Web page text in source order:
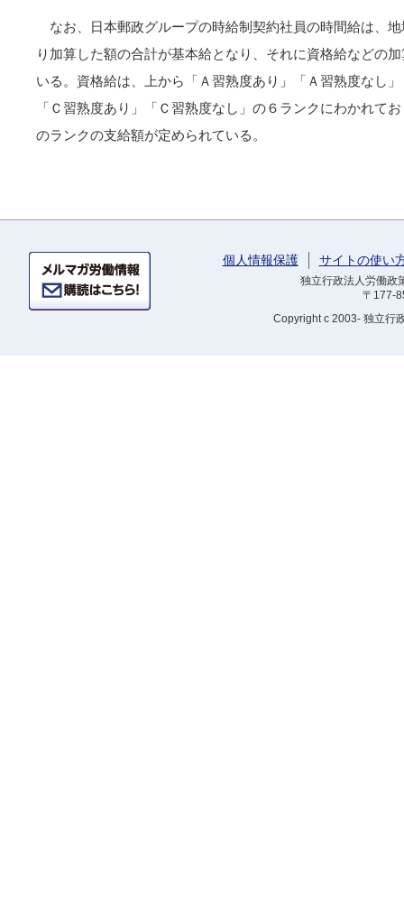
なお、日本郵政グループの時給制契約社員の時間給は、
り加算した額の合計が基本給となり、それに資格給などの
いる。資格給は、上から「Ａ習熟度あり」「Ａ習熟度なし
「Ｃ習熟度あり」「Ｃ習熟度なし」の６ランクにわかれて
のランクの支給額が定められている。
個人情報保護 サイトの使い
独立行政法人労働
〒177-
Copyrightc 2003- 独立行